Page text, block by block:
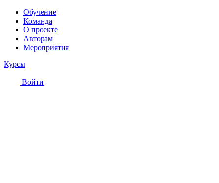
Обучение
Команда
О проекте
Авторам
Мероприятия
Курсы
Войти